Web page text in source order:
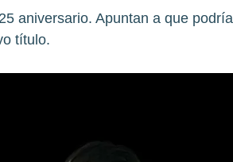
aniversario. Apuntan a que podría
título.